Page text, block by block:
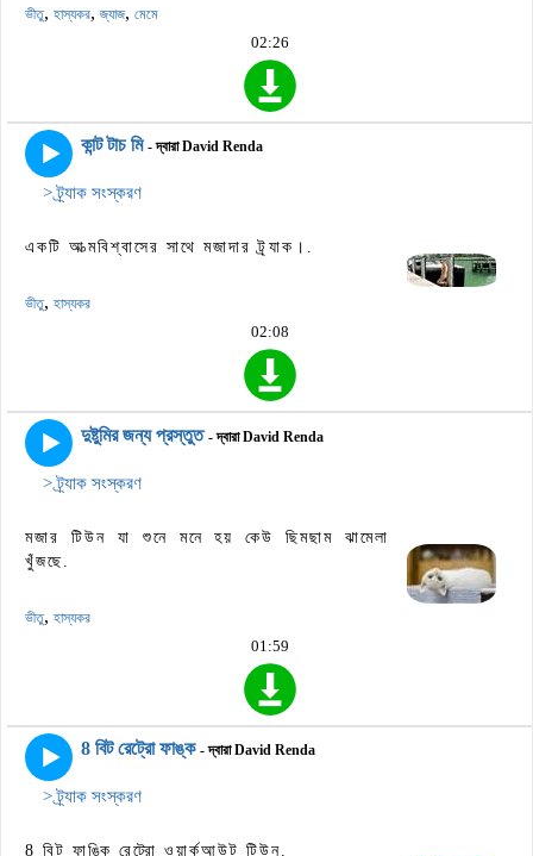
ভীতু, হাস্যকর,জ্যাজ, মেমে
02:26
কান্ট টাচ মি - দ্বারা David Renda
> ট্র্যাক সংস্করণ
একটি আত্মবিশ্বাসের সাথে মজাদার ট্র্যাক।.
ভীতু, হাস্যকর
02:08
দুষ্টুমির জন্য প্রস্তুত - দ্বারা David Renda
> ট্র্যাক সংস্করণ
মজার টিউন যা শুনে মনে হয় কেউ ছিমছাম ঝামেলা
খুঁজছে.
ভীতু, হাস্যকর
01:59
8 বিট রেট্রো ফাঙ্ক - দ্বারা David Renda
> ট্র্যাক সংস্করণ
8 বিট ফাঙ্কি রেট্রো ওয়ার্কআউট টিউন.